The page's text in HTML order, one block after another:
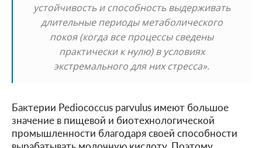
устойчивость и способность выдерживать
длительные периоды метаболического
покоя (когда все процессы сведены
практически к нулю) в условиях
экстремального для них стресса».
Бактерии Pediococcus parvulus имеют большое
значение в пищевой и биотехнологической
промышленности благодаря своей способности